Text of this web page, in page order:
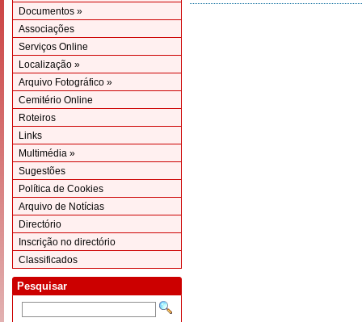
Documentos »
Associações
Serviços Online
Localização »
Arquivo Fotográfico »
Cemitério Online
Roteiros
Links
Multimédia »
Sugestões
Política de Cookies
Arquivo de Notícias
Directório
Inscrição no directório
Classificados
Pesquisar